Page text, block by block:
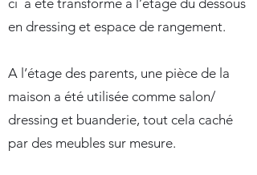
ci a été transformé à l’étage du dessous
en dressing et espace de rangement.
A l’étage des parents, une pièce de la
maison a été utilisée comme salon/
dressing et buanderie, tout cela caché
par des meubles sur mesure.